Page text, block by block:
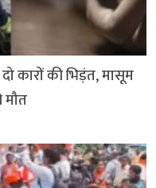
कारों की भिड़ंत, मासूम
मौत